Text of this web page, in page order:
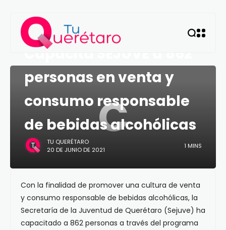
C
QUERÉTARO
Capacita SEJUVE a 862
personas en venta y
consumo responsable
de bebidas alcohólicas
TU QUERÉTARO
20 DE JUNIO DE 2021
1 MINS
Con la finalidad de promover una cultura de venta
y consumo responsable de bebidas alcohólicas, la
Secretaría de la Juventud de Querétaro (Sejuve) ha
capacitado a 862 personas a través del programa